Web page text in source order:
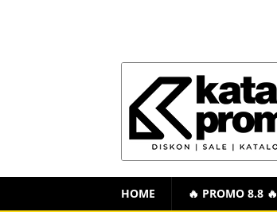
HOME 🔥 PROMO 8.8 🔥